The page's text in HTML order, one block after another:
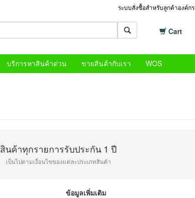
ระบบสั่งซื้อสำหรับลูกค้าองค์กร
Cart
บริการหาสินค้าด่วน ขายสินค้ากับเรา
WOS
สินค้าทุกรายการรับประกัน 1 ปี
เป็นไปตามเงื่อนไขของแต่ละประเภทสินค้า
ข้อมูลเพิ่มเติม